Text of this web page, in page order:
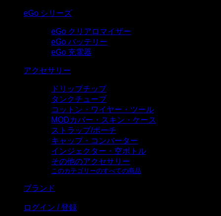
eGo シリーズ
eGo クリアロマイザー
eGo バッテリー
eGo 充電器
アクセサリー
ドリップチップ
タンクチューブ
コットン・ワイヤー・ツール
MODカバー・スキン・ケース
ストラップ/ポーチ
キャップ・コンバーター
インジェクター・空ボトル
その他のアクセサリー
このカテゴリーのすべての商品
ブランド
ログイン / 登録